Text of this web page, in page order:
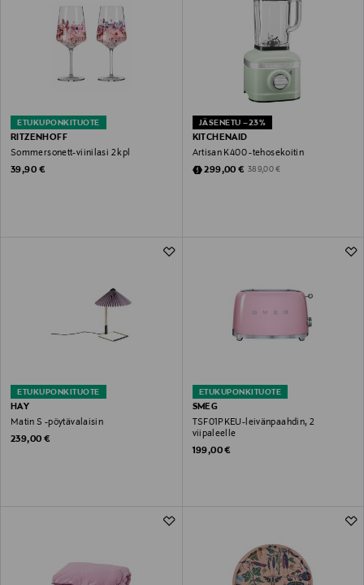
ETUKUPONKITUOTE
RITZENHOFF
Sommersonett-viinilasi 2 kpl
Original Price
39,90 €
JÄSENETU –23%
KITCHENAID
Artisan K400 -tehosekoitin
Discounted Price
299,00 € Original Price
389,00 €
ETUKUPONKITUOTE
HAY
Matin S -pöytävalaisin
Original Price
239,00 €
ETUKUPONKITUOTE
SMEG
TSF01PKEU-leivänpaahdin, 2
viipaleelle
Original Price
199,00 €